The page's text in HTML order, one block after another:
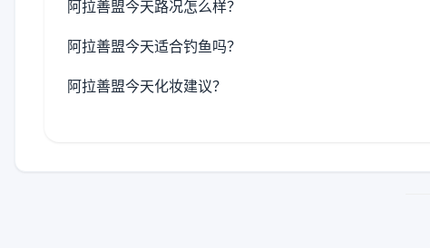
阿拉善盟今天路况怎么样？
阿拉善盟今天适合钓鱼吗？
阿拉善盟今天化妆建议？